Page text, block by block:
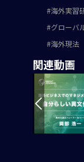
海外実習
グローバ
海外現法
関連動画